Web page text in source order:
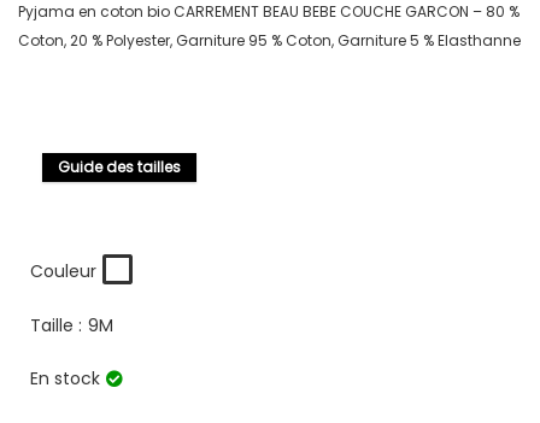
Pyjama en coton bio CARREMENT BEAU BEBE COUCHE GARCON – 80 %
Coton, 20 % Polyester, Garniture 95 % Coton, Garniture 5 % Elasthanne
Guide des tailles
Couleur
Taille : 9M
En stock